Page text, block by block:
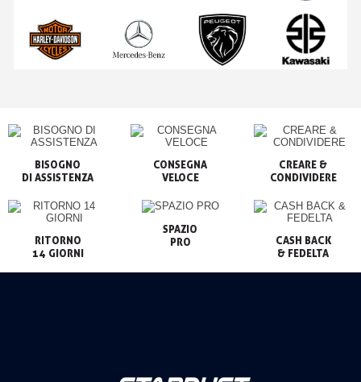
BISOGNO
CONSEGNA
VELOCE
CREARE &
CONDIVIDERE
RITORNO
14 GIORNI
SPAZIO
PRO
CASH BACK
& FEDELTA